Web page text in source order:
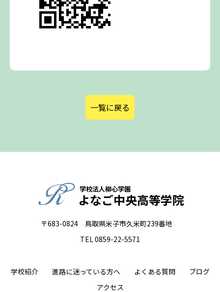
一覧に戻る
学校法人柳心学園
よなご中央高等学院
〒683-0824 鳥取県米子市久米町239番地
TEL 0859-22-5571
学校紹介 進路に迷っている方へ よくある質問
ブログ
アクセス